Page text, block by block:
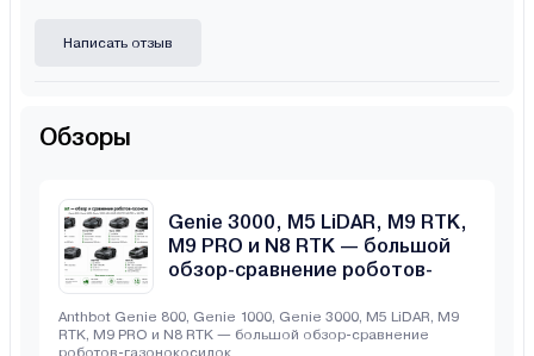
Написать отзыв
Обзоры
Genie 3000, M5 LiDAR, M9 RTK,
M9 PRO и N8 RTK — большой
обзор-сравнение роботов-
Anthbot Genie 800, Genie 1000, Genie 3000, M5 LiDAR, M9
RTK, M9 PRO и N8 RTK — большой обзор-сравнение
роботов-газонокосилок